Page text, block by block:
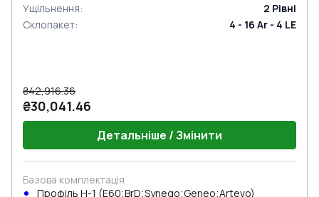
Ущільнення: 2 Рівні
Склопакет: 4 - 16 Ar - 4 LE
₴42,916.36
₴30,041.46
Детальніше / Змінити
Базова комплектація
Профіль Н-1 (E60;BrD;Synego;Geneo;Artevo)